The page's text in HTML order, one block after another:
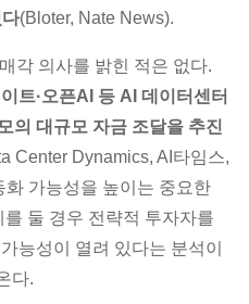
(Bloter, Nate News).
각 의사를 밝힌 적은 없다.
트·오픈AI 등 AI 데이터센터
의 대규모 자금 조달을 추진
Center Dynamics, AI타임스,
가능성을 높이는 중요한
둘 경우 전략적 투자자를
능성이 열려 있다는 분석이
다.